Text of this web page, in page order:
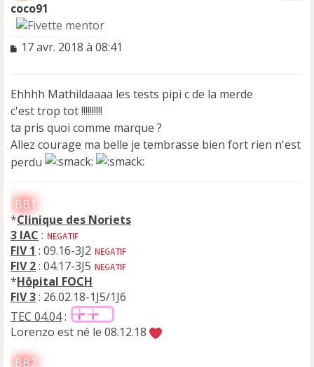
coco91
M
s
a
g
e
n
o
n
u
17 avr. 2018 à 08:41
Ehhhh Mathildaaaa les tests pipi c de la merde
c'est trop tot !!!!!!!!!!
ta pris quoi comme marque ?
Allez courage ma belle je tembrasse bien fort rien n'est
perdu
BB1
*Clinique des Noriets
3 IAC :
FIV 1 : 09.16-3J2
FIV 2: 04.17-3J5
*Hôpital FOCH
FIV 3: 26.02.18-1J5/1J6
TEC 04.04:
Lorenzo est né le 08.12.18
BB2